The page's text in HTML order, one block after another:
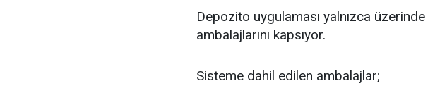
Depozito uygulaması yalnızca üzerinde
ambalajlarını kapsıyor.
Sisteme dahil edilen ambalajlar;